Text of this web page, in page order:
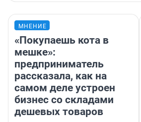
МНЕНИЕ
«Покупаешь кота в
мешке»:
предприниматель
рассказала, как на
самом деле устроен
бизнес со складами
дешевых товаров